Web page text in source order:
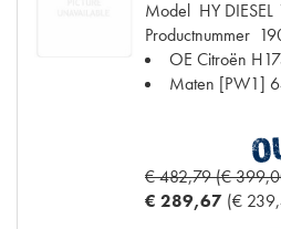
Model HY
Productnummer
OE Citroën
Maten [PW1]
€ 482,79 (€
€ 289,67 (€